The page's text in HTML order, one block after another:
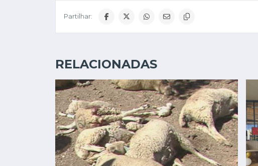
Partilhar:
RELACIONADAS